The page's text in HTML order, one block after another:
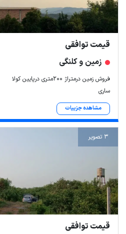
قیمت توافقی
زمین و کلنگی
فروش زمین درمتراژ ۲۰۰متری درپایین کولا
ساری
مشاهده جزییات
3 تصویر
قیمت توافقی